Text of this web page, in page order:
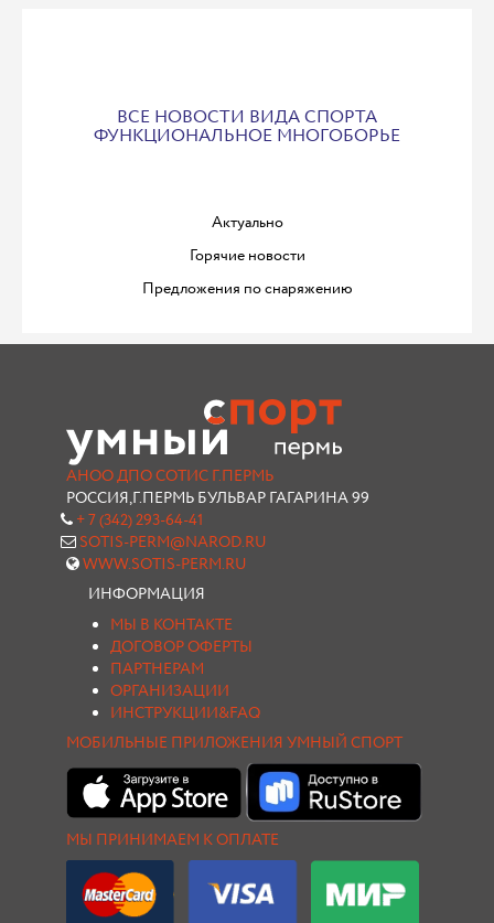
ВСЕ НОВОСТИ ВИДА СПОРТА
ФУНКЦИОНАЛЬНОЕ МНОГОБОРЬЕ
Актуально
Горячие новости
Предложения по снаряжению
АНОО ДПО СОТИС Г.ПЕРМЬ
РОССИЯ,Г.ПЕРМЬ БУЛЬВАР ГАГАРИНА 99
+ 7 (342) 293-64-41
SOTIS-PERM@NAROD.RU
WWW.SOTIS-PERM.RU
ИНФОРМАЦИЯ
МЫ В КОНТАКТЕ
ДОГОВОР ОФЕРТЫ
ПАРТНЕРАМ
ОРГАНИЗАЦИИ
ИНСТРУКЦИИ&FAQ
МОБИЛЬНЫЕ ПРИЛОЖЕНИЯ УМНЫЙ СПОРТ
МЫ ПРИНИМАЕМ К ОПЛАТЕ